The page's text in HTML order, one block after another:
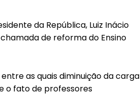
da República, Luiz Inácio
chamada de reforma do Ensino
as quais diminuição da carga
o fato de professores